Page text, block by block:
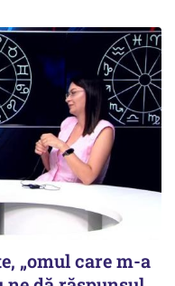
„omul care m-a